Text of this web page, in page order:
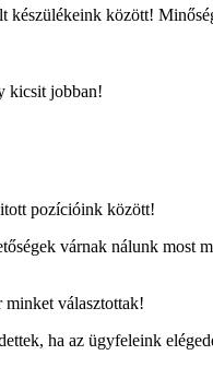
készülékeink között!
kicsit jobban!
pozícióink között!
várnak nálunk most
választottak!
ha az ügyfeleink